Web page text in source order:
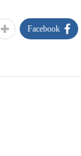
Facebook